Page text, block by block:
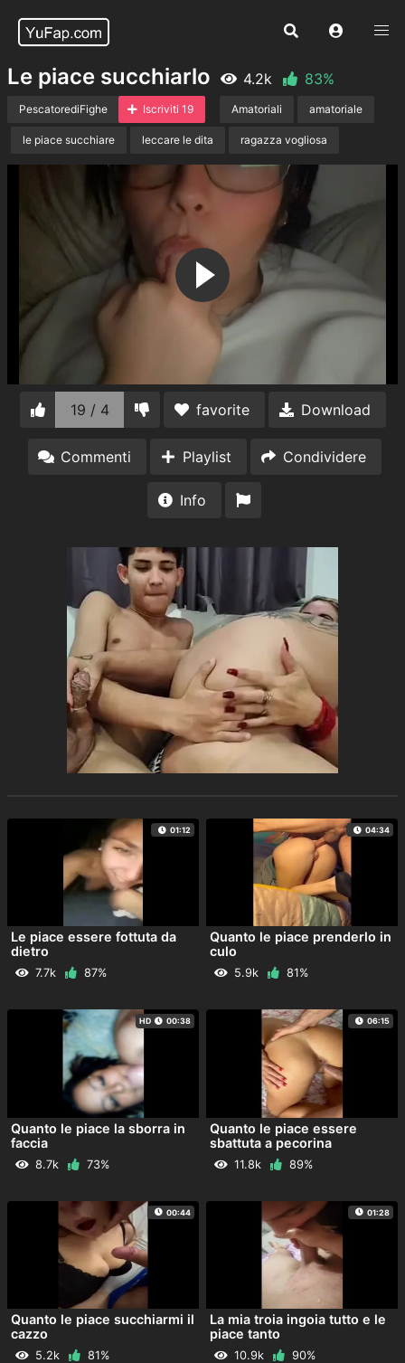
Le piace succhiarlo 4.2k 83%
PescatorediFighe Iscriviti 19 Amatoriali amatoriale
le piace succhiare leccare le dita ragazza vogliosa
19 / 4 favorite Download
Commenti Playlist Condividere
Info
01:12
Le piace essere fottuta da
dietro
7.7k 87%
04:34
Quanto le piace prenderlo in
culo
5.9k 81%
HD 00:38
Quanto le piace la sborra in
faccia
8.7k 73%
06:15
Quanto le piace essere
sbattuta a pecorina
11.8k 89%
00:44
Quanto le piace succhiarmi il
cazzo
5.2k 81%
01:28
La mia troia ingoia tutto e le
piace tanto
10.9k 90%